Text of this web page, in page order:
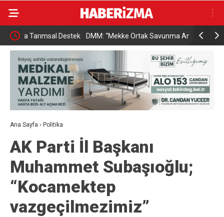
DMM: “Mekke Ortak Savunma Anlaşması’nın
NATO’nun 5. maddesiyle çeliştiği iddiaları tamamen
gerçek dışı”
Hatayda
Ana Sayfa › Politika
AK Parti İl Başkanı
Muhammet Subaşıoğlu;
“Kocamektep
vazgeçilmezimiz”